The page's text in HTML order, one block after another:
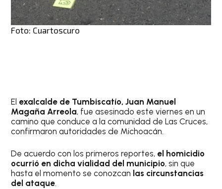
Foto: Cuartoscuro
El exalcalde de Tumbiscatío, Juan Manuel
Magaña Arreola, fue asesinado este viernes en un
camino que conduce a la comunidad de Las Cruces,
confirmaron autoridades de Michoacán.
De acuerdo con los primeros reportes, el homicidio
ocurrió en dicha vialidad del municipio, sin que
hasta el momento se conozcan las circunstancias
del ataque.